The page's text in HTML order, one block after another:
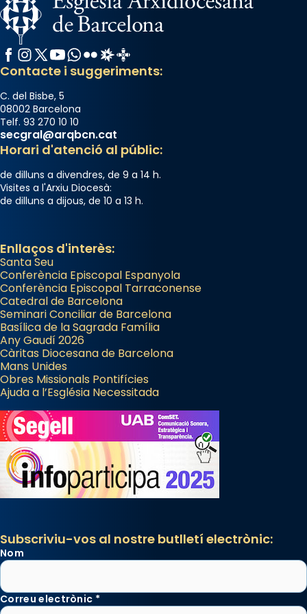
gran a Mataró.
«Si vols saber què és calor, ves per les
Santes a Mataró»🥵.
Photo
View on Facebook
Arquebisbat de Barcelona
2 weeks ago
Jaume, fill de Zebedeu, és juntament amb el
seu germà Joan i Pere un dels que
acompanyava més de prop Jesús.
apòstol màrtir, decapitat a Jerusalem per
Herodes Agripa (vers l'any 44).
Patró de Galícia, després de les invasions
musulmanes fou venerat com a patró dels
Regnes castellans i més tard de tota
Espanya.
El seu sepulcre a Compostela fou un gran
centre de peregrinacions medievals de tot
el món cristià, després de Roma i terra
Santa.
«A Raïms de Sant Jaume, raïms aigualits;
raïms de setembre te'n llepes els dits»,
segons una dita popular.
Photo
Facebook
Instagram
X / Twitter
YouTube
WhatsApp
FlickrRadio Estel
Catalunya Cristiana
Contacte i suggeriments:
C. del Bisbe, 5
08002 Barcelona
Telf. 93 270 10 10
secgral@arqbcn.cat
Horari d'atenció al públic:
de dilluns a divendres, de 9 a 14 h.
Visites a l'Arxiu Diocesà:
de dilluns a dijous, de 10 a 13 h.
Enllaços d'interès:
Santa Seu
Conferència Episcopal Espanyola
Conferència Episcopal Tarraconense
Catedral de Barcelona
Seminari Conciliar de Barcelona
Basílica de la Sagrada Família
Any Gaudí 2026
Càritas Diocesana de Barcelona
Mans Unides
Obres Missionals Pontifícies
Ajuda a l’Església Necessitada
Subscriviu-vos al nostre butlletí electrònic:
Nom
Correu electrònic *